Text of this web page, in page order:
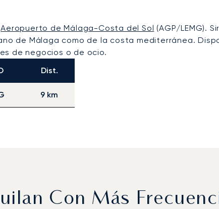
Aeropuerto de Málaga-Costa del Sol (AGP/LEMG).
de Málaga como de la costa mediterránea.
de negocios o de ocio.
Dist.
9 km
Con Más